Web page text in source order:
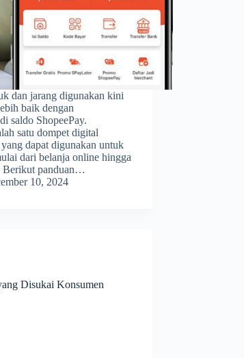
dan jarang digunakan kini
baik dengan
saldo ShopeePay.
satu dompet digital
dapat digunakan untuk
dari belanja online hingga
Berikut panduan…
10, 2024
Disukai Konsumen